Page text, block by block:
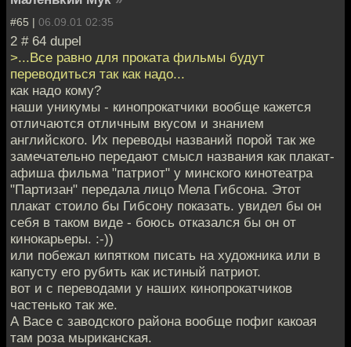
#65 | 06.09.01 02:35
2 # 64 dupel
>...Все равно для проката фильмы будут
переводиться так как надо...
как надо кому?
наши уникумы - кинопрокатчики вообще кажется
отличаются отличным вкусом и знанием
английского. Их переводы названий порой так же
замечательно передают смысл названия как плакат-
афиша фильма "патриот" у минского кинотеатра
"Партизан" передала лицо Мела Гибсона. Этот
плакат стоило бы Гибсону показать. увидел бы он
себя в таком виде - боюсь отказался бы он от
кинокарьеры. :-))
или побежал кипятком писать на художника или в
капусту его рубить как истиный патриот.
вот и с переводами у наших кинопрокатчиков
частенько так же.
А Васе с заводского района вообще пофиг какоая
там роза мыриканская.